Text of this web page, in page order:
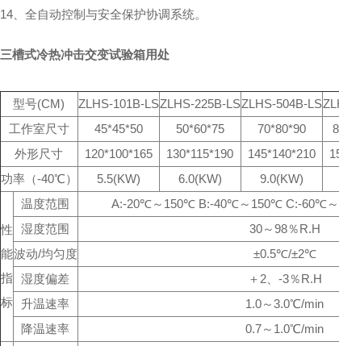
14、全自动控制与安全保护协调系统。
三槽式冷热冲击交变试验箱用处
型号(CM) ZLHS-101B-LSZLHS-225B-LSZLHS-504B-LS
工作室尺寸
45*45*50 50*60*75 70*80*90
外形尺寸
120*100*165 130*115*190 145*140*210
功率（-40℃）
5.5(KW) 6.0(KW) 9.0(KW)
性
能
指
标
温度范围
A:-20℃～150℃ B:-40℃～150℃ C:-60℃
湿度范围
30～98％R.H
波动/均匀度
±0.5℃/±2℃
湿度偏差
＋2、-3％R.H
升温速率
1.0～3.0℃/min
降温速率
0.7～1.0℃/min